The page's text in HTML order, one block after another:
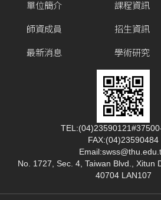
單位簡介
師資成員
最新消息
課程資訊
招生資訊
學術研究
FAX:(04)23590484
No. 1727, Sec. 4, Taiwan Blvd., Xitun
40704 LAN107